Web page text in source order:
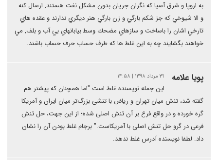
ﺑﻪ اﺭﻭﭘﺎ و ﺷﺮﻕ ﺁﺳﻴﺎ ﻛﻪ ﻧﮕﺮاﻥ ﺟﺮﻳﺎﻥ ﺑﺪﻭﻥ ﻣﺸﻜﻞ ﻧﻔﺖ ﻫﺴﺘﻨﺪ, اﺭﺳﺎﻝ ﻛﻨﻪ
و اﻻ ﺷﻴﻮﺧﻲ ﻛﻪ ﺟﺰ ﺷﻜﻢ ﺑﺎﺭﮔﻲ و ﺯﻥ ﺑﺎﺭﮔﻲ ﻫﻨﺮ ﺩﻳﮕﺮﻱ ﻧﺪاﺭﻧﺪ و ﻋﻘﺪﻩ ﻫﺎﻱ
ﺗﺎﺭﺧﻲ اﺷﺎﻥ ﺭا ﺑﺎﺳﺎﺧﺖ و ﺳﺎﺯﻫﺎﻱ ﻣﻀﺤﻚ ﻭﺳﻄ ﺑﻴﺎﺑﺎﻧﻬﺎﻱ ﺑﻲ ﺁﺏ و ﺑﻠﻒ, ﻣﻲ
ﺧﻮاﻫﻨﺪ ﺑﮕﺸﺎﻳﻨﺪ ﭼﻪ ﺑﻪ اﻳﻦ ﻏﻠﻄ ﻫﺎ ﻛﻪ ﻃﺮﻑ ﺣﺴﺎﺏ ﺣﺮﻑ ﺣﺴﺎب ﺑﺎﺷﻨﺪ.
پویا علامه ۳۱ مرداد ۱۳۹۸ | ۱۴:۵۸
این جمله نویسنده غلط است "اما همچنان که پیشتر هم
گفته شد، تنش میان تهران و ریاض با تنشی بزرگ‌تر میان ایران و آمریکا
گره خورده و در واقع فرع بر آن تنش اصلی شده؛ از این جهت، حل تنش
فرعی در گرو حل تنش اصلی با آمریکاست." برجام غلط بودن آن را نشان
داد. لطفا نویسنده آدرس غلط ندهد.